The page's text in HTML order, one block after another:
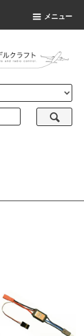
メニュー